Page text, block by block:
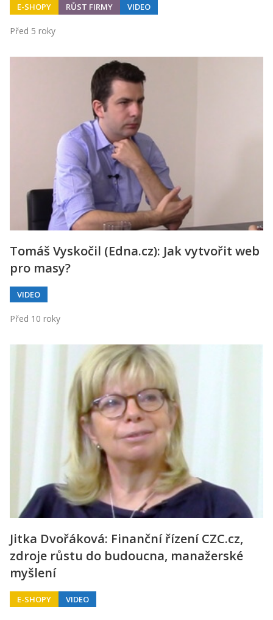
E-SHOPY RŮST FIRMY VIDEO
Před 5 roky
Tomáš Vyskočil (Edna.cz): Jak vytvořit web
pro masy?
VIDEO
Před 10 roky
Jitka Dvořáková: Finanční řízení CZC.cz,
zdroje růstu do budoucna, manažerské
myšlení
E-SHOPY VIDEO